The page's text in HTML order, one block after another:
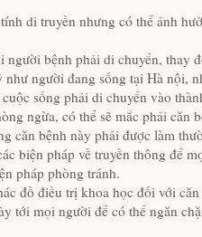
di truyền nhưng có thể ảnh
người bệnh phải di chuyển, thay
người đang sống tại Hà nội,
sống phải di chuyển vào
ngừa, có thể sẽ mắc phải căn
căn bệnh này phải được làm
biện pháp về truyền thông để
pháp phòng tránh.
đồ điều trị khoa học đối với
tới mọi người để có thể ngăn